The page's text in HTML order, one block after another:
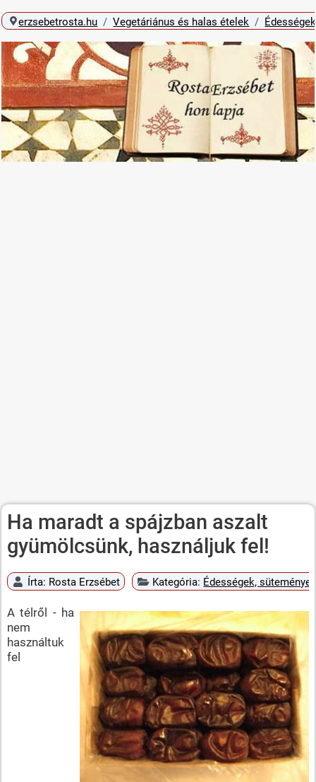
erzsebetrosta.hu Vegetáriánus és halas ételek
Ha maradt a spájzban aszalt
gyümölcsünk, használjuk fel!
Írta: Rosta Erzsébet Kategória: Édességek,
A télről - ha
nem
használtuk
fel